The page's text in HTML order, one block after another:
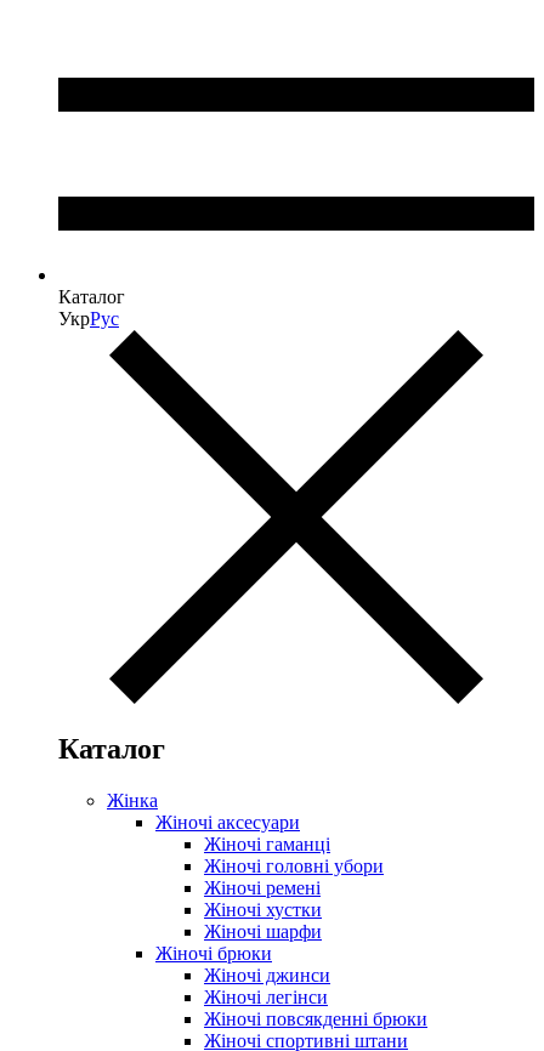
Каталог
УкрРус
Каталог
Жінка
Жіночі аксесуари
Жіночі гаманці
Жіночі головні убори
Жіночі ремені
Жіночі хустки
Жіночі шарфи
Жіночі брюки
Жіночі джинси
Жіночі легінси
Жіночі повсякденні брюки
Жіночі спортивні штани